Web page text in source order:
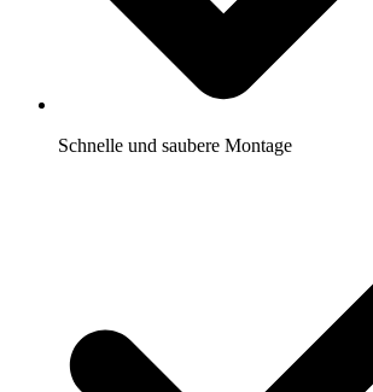
Schnelle und saubere Montage